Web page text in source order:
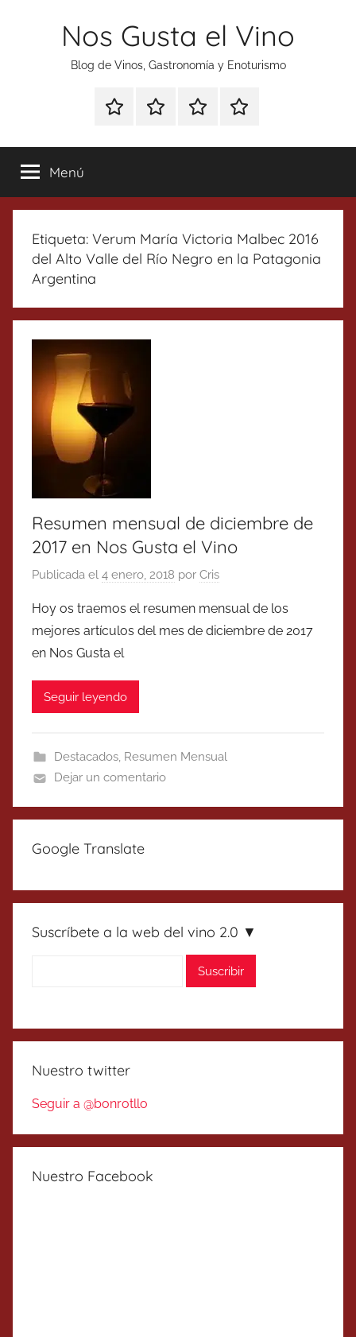
Nos Gusta el Vino
Blog de Vinos, Gastronomía y Enoturismo
Especial
Tonics
Enoturismo
Gastronomía
RankingContacto
Menú
Etiqueta: Verum María Victoria Malbec 2016
del Alto Valle del Río Negro en la Patagonia
Argentina
Resumen mensual de diciembre de
2017 en Nos Gusta el Vino
Publicada el 4 enero, 2018 por Cris
Hoy os traemos el resumen mensual de los
mejores artículos del mes de diciembre de 2017
en Nos Gusta el
Seguir leyendo
Destacados, Resumen Mensual
Dejar un comentario
Google Translate
Suscríbete a la web del vino 2.0 ▼
Nuestro twitter
Seguir a @bonrotllo
Nuestro Facebook